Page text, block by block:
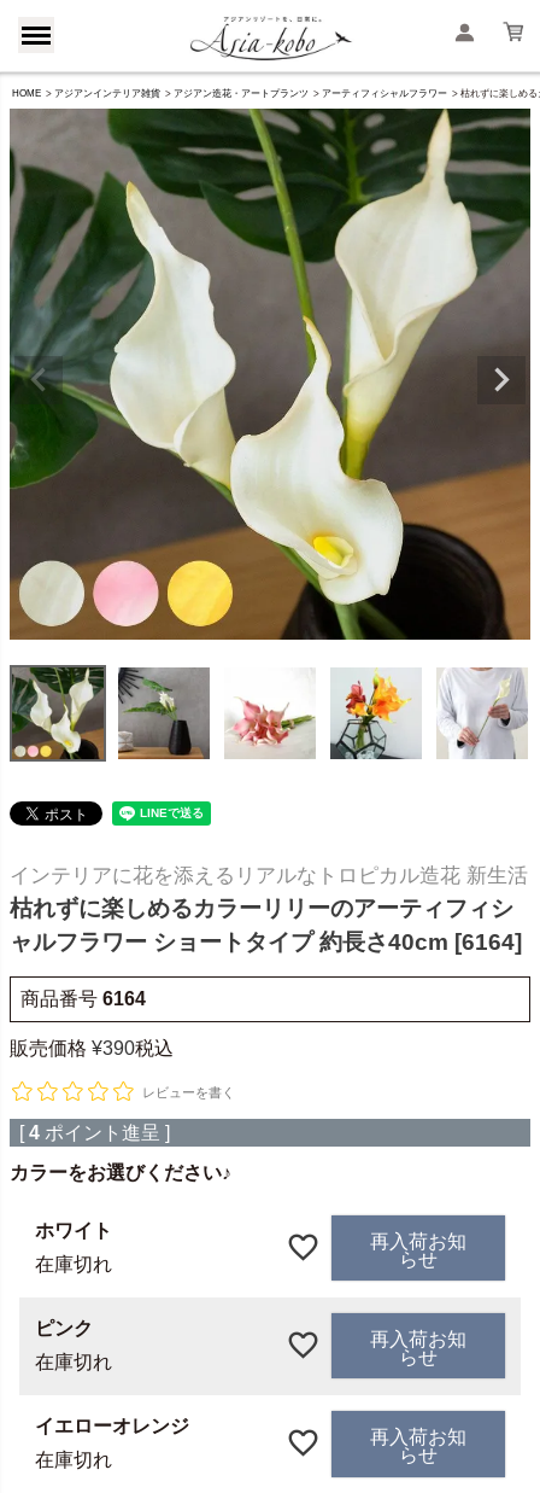
HOME アジアンインテリア雑貨 アジアン造花・アートプランツ アーティフィシャルフラワー 枯れずに楽しめる
インテリアに花を添えるリアルなトロピカル造花 新生活
枯れずに楽しめるカラーリリーのアーティフィシ
ャルフラワー ショートタイプ 約長さ40cm [6164]
商品番号 6164
販売価格 ¥390税込
レビューを書く
[ 4 ポイント進呈 ]
カラーをお選びください♪
ホワイト
在庫切れ
再入荷お知
らせ
ピンク
在庫切れ
再入荷お知
らせ
イエローオレンジ
在庫切れ
再入荷お知
らせ